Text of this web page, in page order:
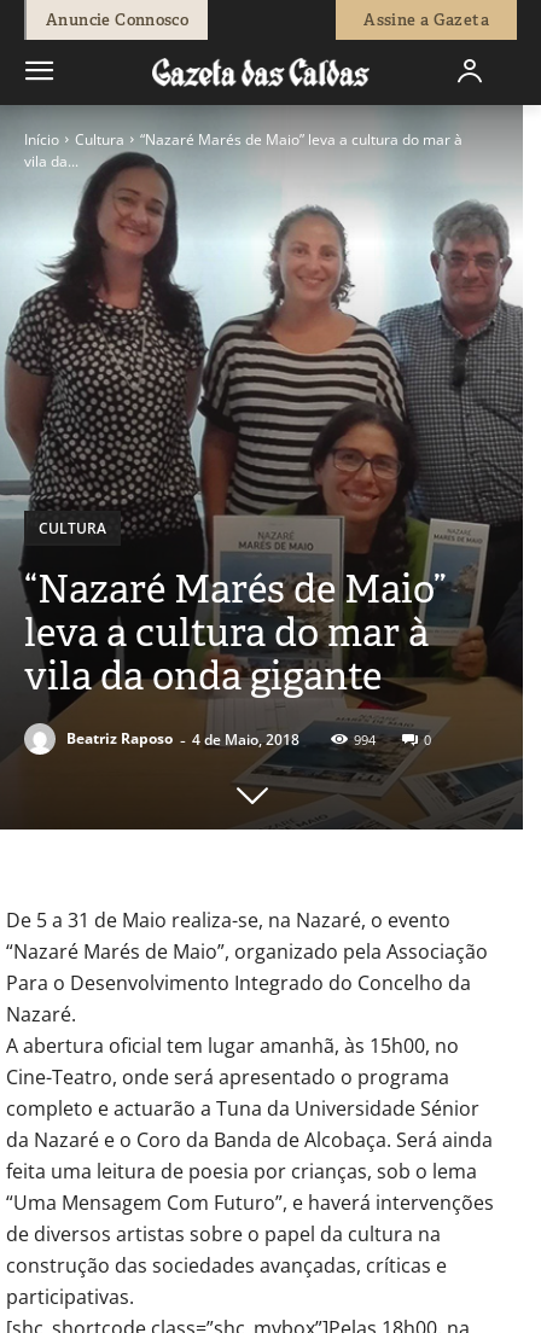
Anuncie Connosco Assine a Gazeta
Início Cultura
“Nazaré Marés de Maio” leva a cultura do mar à
vila da...
CULTURA
“Nazaré Marés de Maio”
leva a cultura do mar à
vila da onda gigante
Beatriz Raposo - 4 de Maio, 2018 994 0
De 5 a 31 de Maio realiza-se, na Nazaré, o evento
“Nazaré Marés de Maio”, organizado pela Associação
Para o Desenvolvimento Integrado do Concelho da
Nazaré.
A abertura oficial tem lugar amanhã, às 15h00, no
Cine-Teatro, onde será apresentado o programa
completo e actuarão a Tuna da Universidade Sénior
da Nazaré e o Coro da Banda de Alcobaça. Será ainda
feita uma leitura de poesia por crianças, sob o lema
“Uma Mensagem Com Futuro”, e haverá intervenções
de diversos artistas sobre o papel da cultura na
construção das sociedades avançadas, críticas e
participativas.